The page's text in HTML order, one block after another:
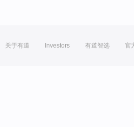
关于有道 Investors 有道智选 官